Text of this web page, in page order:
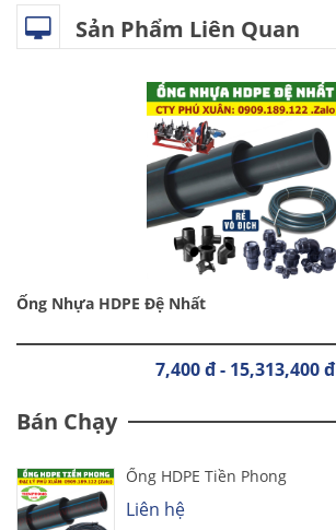
Sản Phẩm Liên Quan
Ống Nhựa HDPE Đệ Nhất
7,400 đ - 15,313,400 đ
Bán Chạy
Ống HDPE Tiền Phong
Liên hệ